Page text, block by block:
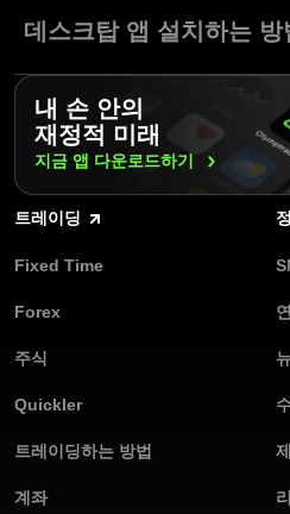
Mac이나 PC에서 직관적인 인터페
양한 기능들이 초보자에게는 트레
된 트레이더에게는 정교한 도구를
오늘 Olymptrade 데스크톱 앱을 다
모던한 트레이딩 플랫폼에서 당사
능과 안정성을 경험하세요. 주요 장
사용자 친화적인 인터페이스: 직관
딩 경험.
호환성: Windows 및 Mac 지원.
효율성: RAM 최소 사용으로 빠른 성
다양한 기타 도구에 접근 가능.
정기 업데이트: 지속적인 개선 및 새
모의 계좌: 위험 없는 거래 연습.
오늘 Olymptrade 데스크톱 앱을 다
데스크탑 앱 설치하는 방
간편하게 PC 및 Mac용
플한 단계를 따라하세요:
Olymptrade 메인 페이지에서 최
고객님의 PC 또는 Mac에 앱을 설
앱에 가입하거나 본인 계정에 로
모의 계좌로 트레이딩 연습을 시
할 준비가 끝나면, 지원되는 17개
Olymptrade는 사용자 친화적인 어
조건을 제공하는 독보적인 온라인
데스크톱 트레이딩 앱을 다운로드하
내 손 안의
재정적 미래
지금 앱 다운로드하기
트레이딩
Fixed Time
Forex
주식
Quickler
트레이딩하는 방법
계좌